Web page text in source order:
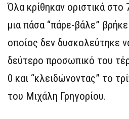
Όλα κρίθηκαν οριστικά στο
μια πάσα “πάρε-βάλε”
οποίος δεν δυσκολεύτηκε
δεύτερο προσωπικό του
0 και “κλειδώνοντας” το
του Μιχάλη Γρηγορίου.